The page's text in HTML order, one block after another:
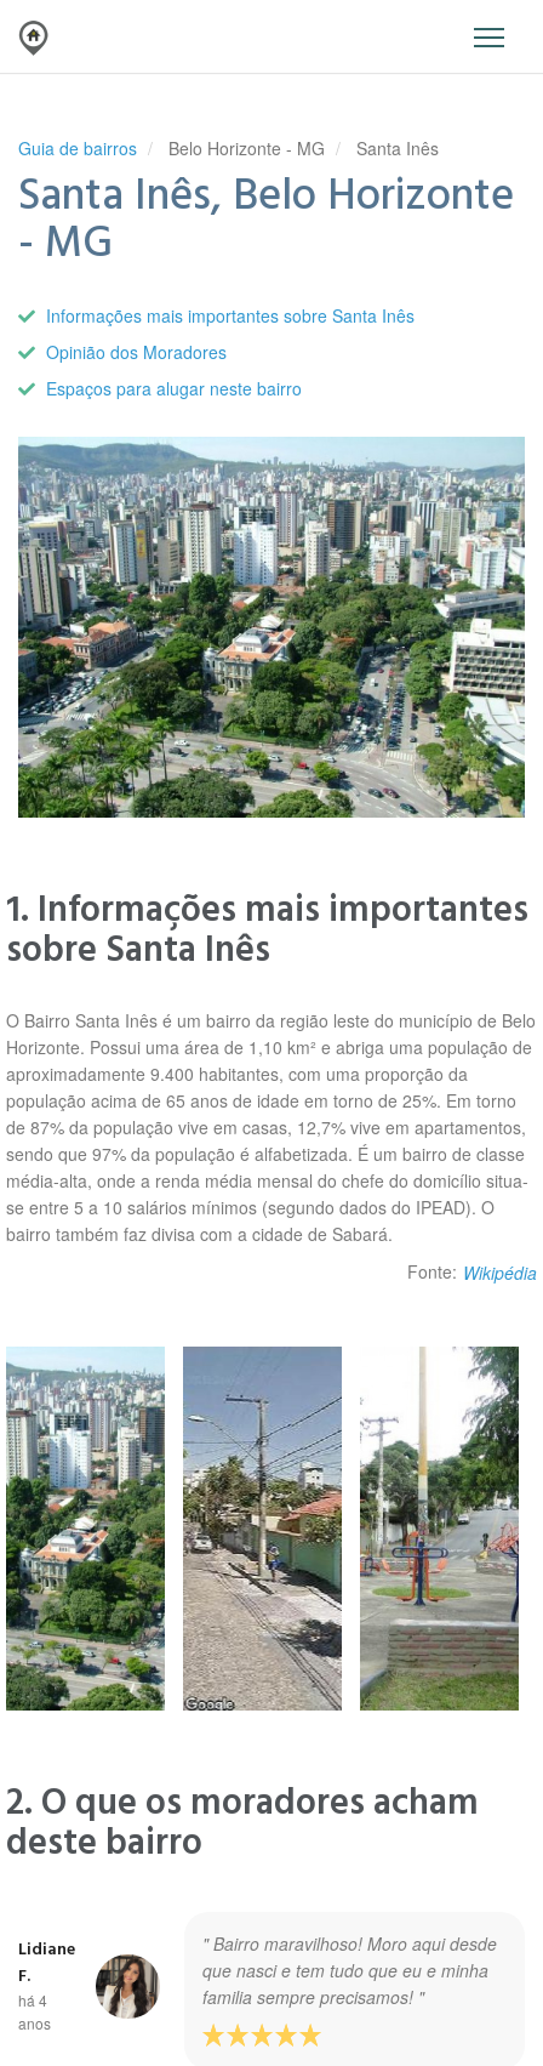
Guia de bairros Belo Horizonte - MG Santa Inês
Santa Inês, Belo Horizonte
- MG
Informações mais importantes sobre Santa Inês
Opinião dos Moradores
Espaços para alugar neste bairro
1. Informações mais importantes
sobre Santa Inês
O Bairro Santa Inês é um bairro da região leste do município de Belo
Horizonte. Possui uma área de 1,10 km² e abriga uma população de
aproximadamente 9.400 habitantes, com uma proporção da
população acima de 65 anos de idade em torno de 25%. Em torno
de 87% da população vive em casas, 12,7% vive em apartamentos,
sendo que 97% da população é alfabetizada. É um bairro de classe
média-alta, onde a renda média mensal do chefe do domicílio situa-
se entre 5 a 10 salários mínimos (segundo dados do IPEAD). O
bairro também faz divisa com a cidade de Sabará.
Fonte: Wikipédia
2. O que os moradores acham
deste bairro
" Bairro maravilhoso! Moro aqui desde
que nasci e tem tudo que eu e minha
familia sempre precisamos! "
Lidiane
F.
há 4
anos